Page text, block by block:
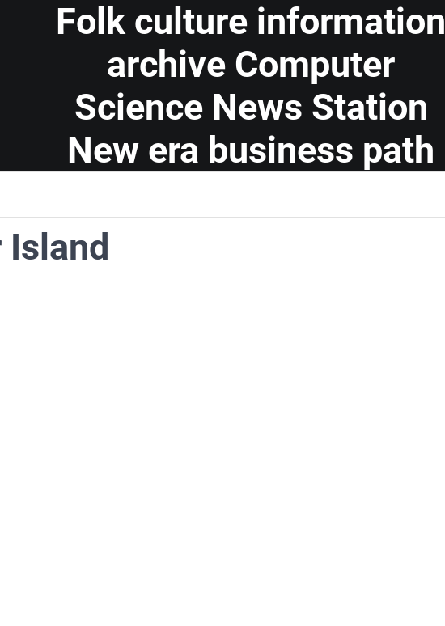
Folk culture information
archive Computer
Science News Station
New era business path
Island